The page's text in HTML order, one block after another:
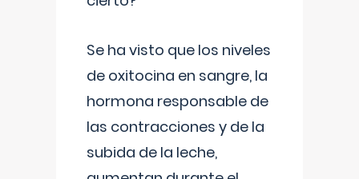
Se ha visto que los niveles
de oxitocina en sangre, la
hormona responsable de
las contracciones y de la
subida de la leche,